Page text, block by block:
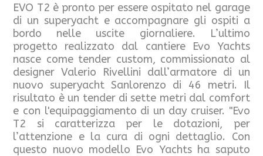
EVO T2 è pronto per essere ospitato nel garage
di un superyacht e accompagnare gli ospiti a
bordo nelle uscite giornaliere. L’ultimo
progetto realizzato dal cantiere Evo Yachts
nasce come tender custom, commissionato al
designer Valerio Rivellini dall’armatore di un
nuovo superyacht Sanlorenzo di 46 metri. Il
risultato è un tender di sette metri dal comfort
e con l'equipaggiamento di un day cruiser. "Evo
T2 si caratterizza per le dotazioni, per
l’attenzione e la cura di ogni dettaglio. Con
questo nuovo modello Evo Yachts ha saputo